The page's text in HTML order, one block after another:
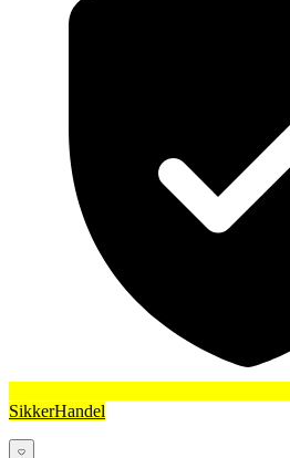
SikkerHandel